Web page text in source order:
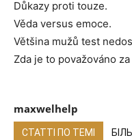
Důkazy proti touze.
Věda versus emoce.
Většina mužů test
Zda je to považováno
maxwelhelp
СТАТТІ ПО ТЕМІ